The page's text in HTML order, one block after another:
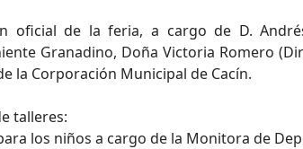
oficial de la feria, a cargo de D.
Granadino, Doña Victoria Romero
la Corporación Municipal de Cacín.
talleres:
los niños a cargo de la Monitora de